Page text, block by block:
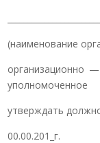
(наименование
организационно
уполномоченное
утверждать
00.00.201_г.